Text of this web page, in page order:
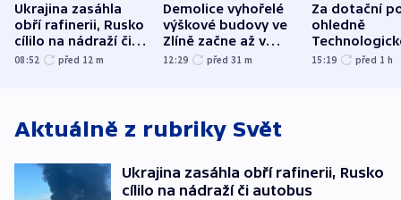
Ukrajina zasáhla
obří rafinerii, Rusko
cílilo na nádraží či
autobus
08:52 před 12 m
Demolice vyhořelé
výškové budovy ve
Zlíně začne až v
následujících dnech
12:29 před 31 m
Za dotační
ohledně
parku poslal
15:19 před 1 h
Aktuálně z rubriky Svět
Ukrajina zasáhla obří rafinerii, Rusko
cílilo na nádraží či autobus